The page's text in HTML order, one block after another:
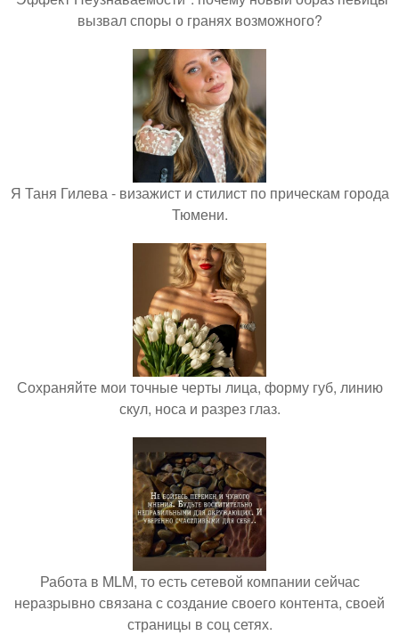
вызвал споры о гранях возможного?
Я Таня Гилева - визажист и стилист по прическам города
Тюмени.
Сохраняйте мои точные черты лица, форму губ, линию
скул, носа и разрез глаз.
Работа в MLM, то есть сетевой компании сейчас
неразрывно связана с создание своего контента, своей
страницы в соц сетях.